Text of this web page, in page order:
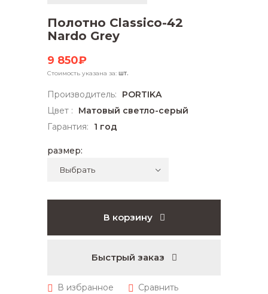
Полотно Classico-42
Nardo Grey
9 850₽
Стоимость указана за: шт.
Производитель:
PORTIKA
Цвет :
Матовый светло-серый
Гарантия:
1 год
размер:
В корзину
Быстрый заказ